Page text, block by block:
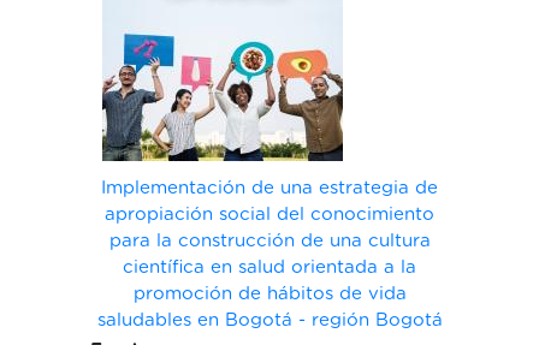
Implementación de una estrategia de
apropiación social del conocimiento
para la construcción de una cultura
científica en salud orientada a la
promoción de hábitos de vida
saludables en Bogotá - región Bogotá